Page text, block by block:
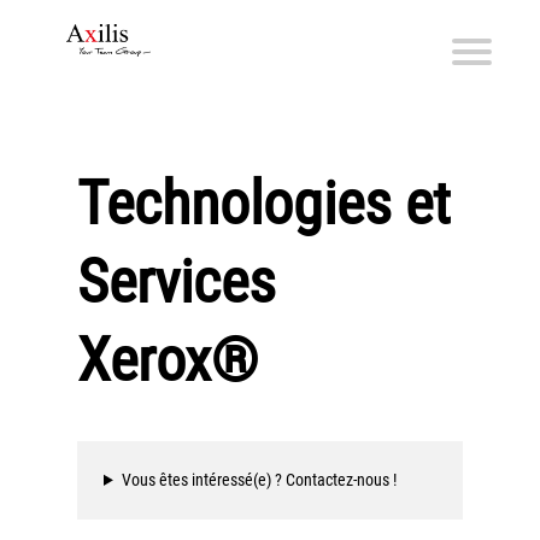
Qui sommes-nous
Axilis s’engage
Solutions dématérialisation
Automatisation de factures fournisseurs
Numérisation des Notes de Frais
Technologies et
Services
Xerox®
Vous êtes intéressé(e) ? Contactez-nous !